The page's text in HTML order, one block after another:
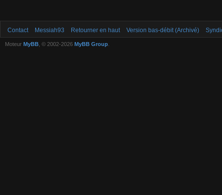
Contact Messiah93 Retourner en haut Version bas-débit (Archivé)
Moteur MyBB , © 2002-2026 MyBB Group